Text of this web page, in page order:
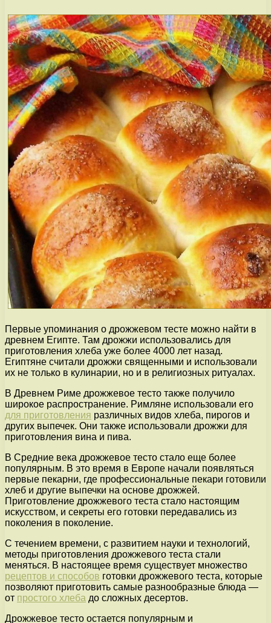
Первые упоминания о дрожжевом тесте можно найти в
древнем Египте. Там дрожжи использовались для
приготовления хлеба уже более 4000 лет назад.
Египтяне считали дрожжи священными и использовали
их не только в кулинарии, но и в религиозных ритуалах.
В Древнем Риме дрожжевое тесто также получило
широкое распространение. Римляне использовали его
для приготовления различных видов хлеба, пирогов и
других выпечек. Они также использовали дрожжи для
приготовления вина и пива.
В Средние века дрожжевое тесто стало еще более
популярным. В это время в Европе начали появляться
первые пекарни, где профессиональные пекари готовили
хлеб и другие выпечки на основе дрожжей.
Приготовление дрожжевого теста стало настоящим
искусством, и секреты его готовки передавались из
поколения в поколение.
С течением времени, с развитием науки и технологий,
методы приготовления дрожжевого теста стали
меняться. В настоящее время существует множество
рецептов и способов готовки дрожжевого теста, которые
позволяют приготовить самые разнообразные блюда —
от простого хлеба до сложных десертов.
Дрожжевое тесто остается популярным и